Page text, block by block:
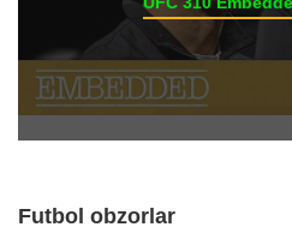
Futbol obzorlar